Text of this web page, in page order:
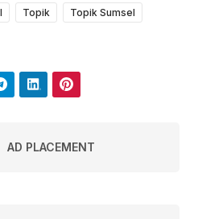
Topik Topik Sumsel
AD PLACEMENT